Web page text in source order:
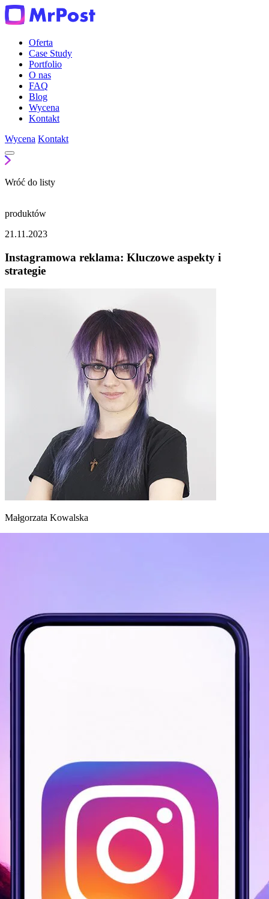
Oferta
Case Study
Portfolio
O nas
FAQ
Blog
Wycena
Kontakt
Wycena Kontakt
Wróć do listy
produktów
21.11.2023
Instagramowa reklama: Kluczowe aspekty i
strategie
Małgorzata Kowalska